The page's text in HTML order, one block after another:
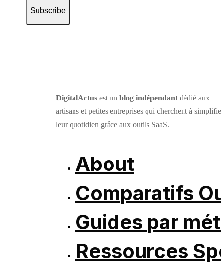
Subscribe
DigitalActus est un blog indépendant dédié aux
artisans et petites entreprises qui cherchent à
leur quotidien grâce aux outils SaaS.
About
Comparatifs
Guides par
Ressources